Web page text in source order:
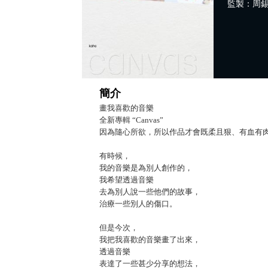
監製：周
簡介
畫我喜歡的音樂
全新專輯 “Canvas”
因為隨心所欲，所以作品才會既柔且狠、有血有
有時候，
我的音樂是為別人創作的，
我希望透過音樂
去為別人說一些他們的故事，
治療一些別人的傷口。
但是今次，
我把我喜歡的音樂畫了出來，
透過音樂
表達了一些甚少分享的想法，